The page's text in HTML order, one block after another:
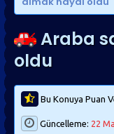
Araba
oldu
Bu Konuya Puan
Güncelleme: 22